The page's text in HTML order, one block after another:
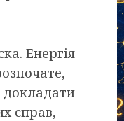
Енергія
справ,